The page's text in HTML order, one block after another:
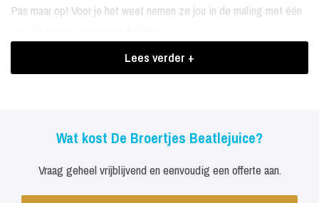
Pas maar op! Voor je het weet nemen ze jou in de maling met één
Boekingen De Broertjes Beatlejuice
Lees verder +
Wat kost De Broertjes Beatlejuice?
Vraag geheel vrijblijvend en eenvoudig een offerte aan.